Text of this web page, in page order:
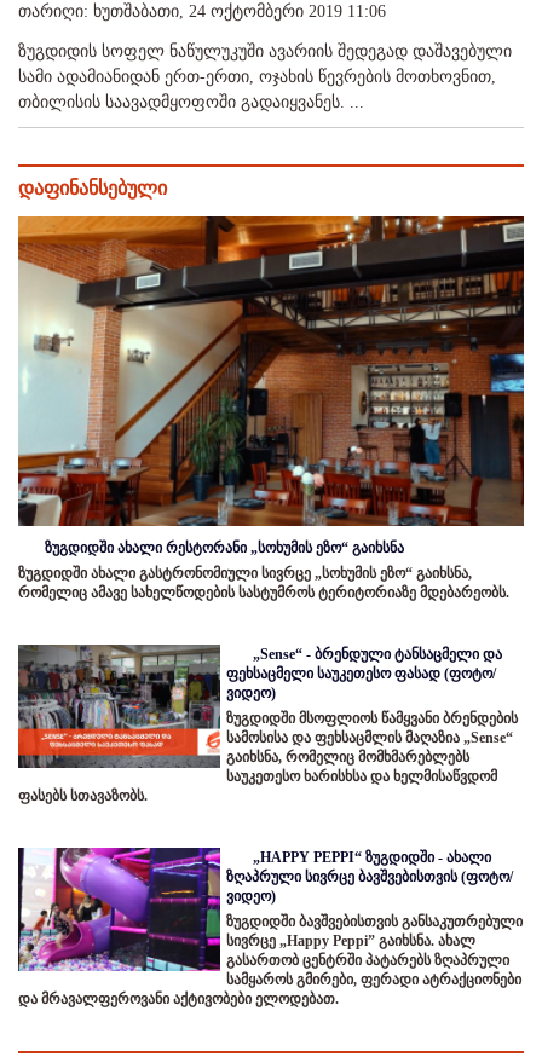
თარიღი: ხუთშაბათი, 24 ოქტომბერი 2019 11:06
ზუგდიდის სოფელ ნაწულუკუში ავარიის შედეგად დაშავებული
სამი ადამიანიდან ერთ-ერთი, ოჯახის წევრების მოთხოვნით,
თბილისის საავადმყოფოში გადაიყვანეს. ...
დაფინანსებული
ზუგდიდში ახალი რესტორანი „სოხუმის ეზო“ გაიხსნა
ზუგდიდში ახალი გასტრონომიული სივრცე „სოხუმის ეზო“ გაიხსნა,
რომელიც ამავე სახელწოდების სასტუმროს ტერიტორიაზე მდებარეობს.
„Sense“ - ბრენდული ტანსაცმელი და
ფეხსაცმელი საუკეთესო ფასად (ფოტო/
ვიდეო)
ზუგდიდში მსოფლიოს წამყვანი ბრენდების
სამოსისა და ფეხსაცმლის მაღაზია „Sense“
გაიხსნა, რომელიც მომხმარებლებს
საუკეთესო ხარისხსა და ხელმისაწვდომ
ფასებს სთავაზობს.
„HAPPY PEPPI“ ზუგდიდში - ახალი
ზღაპრული სივრცე ბავშვებისთვის (ფოტო/
ვიდეო)
ზუგდიდში ბავშვებისთვის განსაკუთრებული
სივრცე „Happy Peppi” გაიხსნა. ახალ
გასართობ ცენტრში პატარებს ზღაპრული
სამყაროს გმირები, ფერადი ატრაქციონები
და მრავალფეროვანი აქტივობები ელოდებათ.